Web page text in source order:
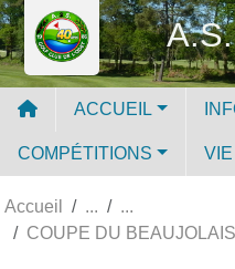
ACCUEIL
COMPÉTITIONS
Accueil
COUPE DU
Panneau de gestion des